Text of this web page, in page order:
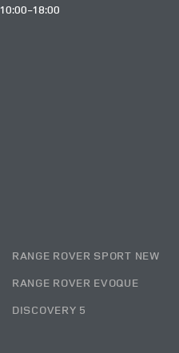
10:00-18:00
RANGE ROVER SPORT NEW
RANGE ROVER EVOQUE
DISCOVERY 5